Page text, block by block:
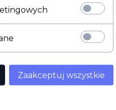
Zaakceptuj wszystkie